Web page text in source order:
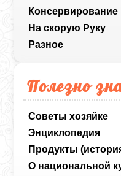
Консервирование
На скорую Руку
Разное
Полезно
Советы хозяйке
Энциклопедия
Продукты
О национальной